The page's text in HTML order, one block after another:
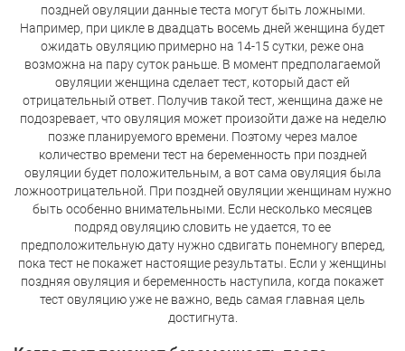
поздней овуляции данные теста могут быть ложными.
Например, при цикле в двадцать восемь дней женщина будет
ожидать овуляцию примерно на 14-15 сутки, реже она
возможна на пару суток раньше. В момент предполагаемой
овуляции женщина сделает тест, который даст ей
отрицательный ответ. Получив такой тест, женщина даже не
подозревает, что овуляция может произойти даже на неделю
позже планируемого времени. Поэтому через малое
количество времени тест на беременность при поздней
овуляции будет положительным, а вот сама овуляция была
ложноотрицательной. При поздней овуляции женщинам нужно
быть особенно внимательными. Если несколько месяцев
подряд овуляцию словить не удается, то ее
предположительную дату нужно сдвигать понемногу вперед,
пока тест не покажет настоящие результаты. Если у женщины
поздняя овуляция и беременность наступила, когда покажет
тест овуляцию уже не важно, ведь самая главная цель
достигнута.